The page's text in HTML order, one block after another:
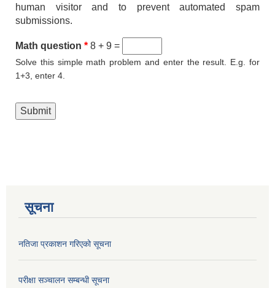
human visitor and to prevent automated spam
submissions.
Math question * 8 + 9 =
Solve this simple math problem and enter the result. E.g. for
1+3, enter 4.
सूचना
नतिजा प्रकाशन गरिएको सूचना
परीक्षा सञ्चालन सम्बन्धी सूचना